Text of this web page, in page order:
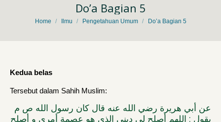
Do’a Bagian 5
You are here:
Home Ilmu Pengetahuan Umum Do’a Bagian 5
Kedua belas
Tersebut dalam Sahih Muslim:
عن أبي هريرة رضي الله عنه قال كان رسول الله ص م
يقول : اللهم أصلح لي ديني الذي هو عصمة أمري و أصلح